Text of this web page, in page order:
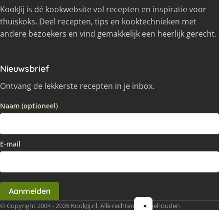
KookJij is dé kookwebsite vol recepten en inspiratie voor
thuiskoks. Deel recepten, tips en kooktechnieken met
andere bezoekers en vind gemakkelijk een heerlijk gerecht.
Nieuwsbrief
Ontvang de lekkerste recepten in je inbox.
Naam (optioneel)
E-mail
Aanmelden
© Copyright 2004 - 2026 KookJij.nl, Alle rechten voorbehouden
×